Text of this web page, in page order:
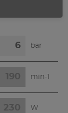
bar
min-1
W